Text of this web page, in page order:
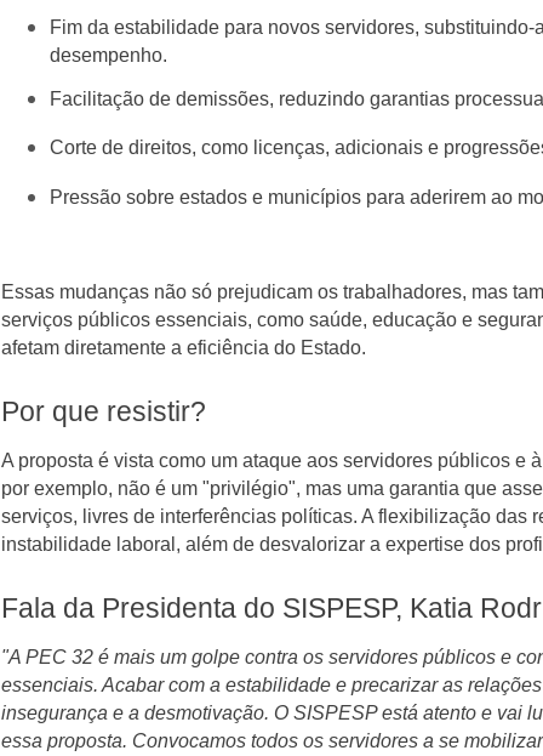
Fim da estabilidade para novos servidores, substituindo-
desempenho.
Facilitação de demissões, reduzindo garantias
Corte de direitos, como licenças, adicionais e
Pressão sobre estados e municípios para aderirem ao
Essas mudanças não só prejudicam os trabalhadores, mas
serviços públicos essenciais, como saúde, educação e
afetam diretamente a eficiência do Estado.
Por que resistir?
A proposta é vista como um ataque aos servidores públicos e
por exemplo, não é um "privilégio", mas uma garantia que
serviços, livres de interferências políticas. A flexibilização das
instabilidade laboral, além de desvalorizar a expertise dos
Fala da Presidenta do SISPESP, Katia
"A PEC 32 é mais um golpe contra os servidores públicos e
essenciais. Acabar com a estabilidade e precarizar as
insegurança e a desmotivação. O SISPESP está atento e vai
essa proposta. Convocamos todos os servidores a se